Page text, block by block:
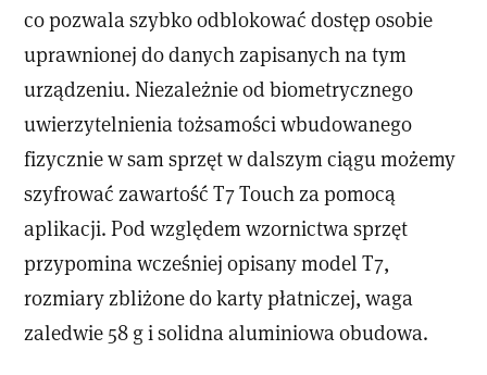
co pozwala szybko odblokować dostęp osobie
uprawnionej do danych zapisanych na tym
urządzeniu. Niezależnie od biometrycznego
uwierzytelnienia tożsamości wbudowanego
fizycznie w sam sprzęt w dalszym ciągu możemy
szyfrować zawartość T7 Touch za pomocą
aplikacji. Pod względem wzornictwa sprzęt
przypomina wcześniej opisany model T7,
rozmiary zbliżone do karty płatniczej, waga
zaledwie 58 g i solidna aluminiowa obudowa.